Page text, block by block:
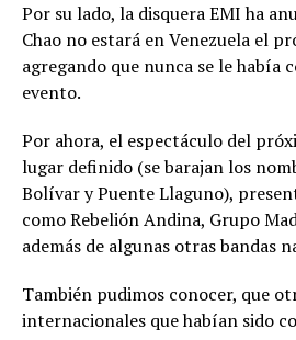
Por su lado, la disquera EMI ha
Chao no estará en Venezuela el
agregando que nunca se le había
evento.
Por ahora, el espectáculo del
lugar definido (se barajan los
Bolívar y Puente Llaguno),
como Rebelión Andina, Grupo
además de algunas otras bandas
También pudimos conocer, que
internacionales que habían sido